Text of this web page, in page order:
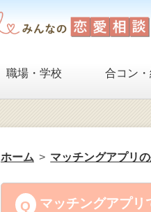
職場・学校 合コン
ホーム マッチングアプリ
マッチングアプリ